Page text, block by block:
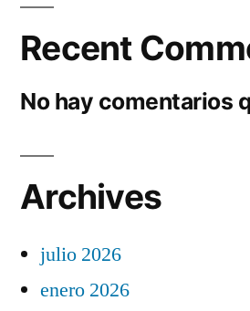
Recent
No hay comentarios
Archives
julio 2026
enero 2026